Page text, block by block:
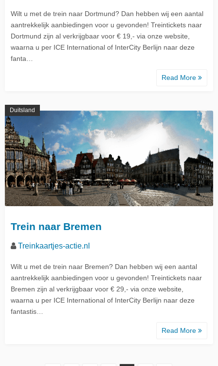
Wilt u met de trein naar Dortmund? Dan hebben wij een aantal
aantrekkelijk aanbiedingen voor u gevonden! Treintickets naar
Dortmund zijn al verkrijgbaar voor € 19,- via onze website,
waarna u per ICE International of InterCity Berlijn naar deze
fanta…
Read More
Duitsland
Trein naar Bremen
Treinkaartjes-actie.nl
Wilt u met de trein naar Bremen? Dan hebben wij een aantal
aantrekkelijk aanbiedingen voor u gevonden! Treintickets naar
Bremen zijn al verkrijgbaar voor € 29,- via onze website,
waarna u per ICE International of InterCity Berlijn naar deze
fantastis…
Read More